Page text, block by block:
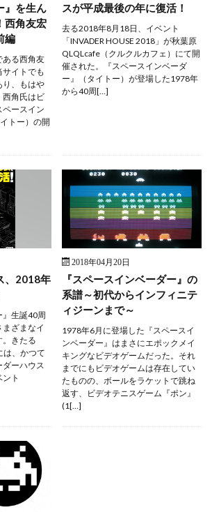
』を生ん
西角友宏
編
ある西角友
イトでも
り、もはや
西角氏はビ
ースイン
トー）の開
スが平成最後の年に復活！
去る2018年8月18日、イベント
「INVADER HOUSE 2018」が秋葉原
QLQLcafe（クルクルカフェ）にて開
催された。『スペースインベーダ
ー』（タイトー）が登場した1978年
から40周[…]
、2018年
』生誕40周
ざまなイ
。きたる
は、かつて
ーハウス
ト
2018年04月20日
『スペースインベーダー』の
系譜～初代からインフィニテ
ィジーンまで～
1978年6月に登場した『スペースイ
ンベーダー』はまさにエポックメイ
キングなビデオゲームだった。それ
までにもビデオゲームは存在してい
たものの、ボールをラケットで跳ね
返す、ビデオテニスゲーム『ポン』
(1[…]